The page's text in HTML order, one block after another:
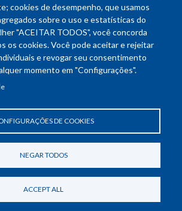
cookies de desempenho, que usamos
sobre o uso e estatísticas do
"ACEITAR TODOS", você concorda
os cookies. Você pode aceitar e rejeitar
e revogar seu consentimento
momento em "Configurações".
DE COOKIES
NEGAR TODOS
ACCEPT ALL
SEPN 508, Bloco A
541 - Brasília-DF
das 8h30 às 18h30
Política de Privacidade
consentimento de cookies